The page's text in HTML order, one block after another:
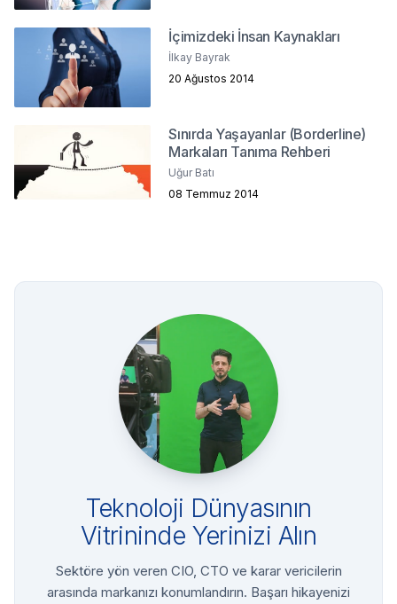
İçimizdeki İnsan Kaynakları
İlkay Bayrak
20 Ağustos 2014
Sınırda Yaşayanlar (Borderline)
Markaları Tanıma Rehberi
Uğur Batı
08 Temmuz 2014
Teknoloji Dünyasının
Vitrininde Yerinizi Alın
Sektöre yön veren CIO, CTO ve karar vericilerin
arasında markanızı konumlandırın. Başarı hikayenizi